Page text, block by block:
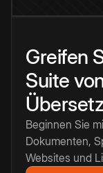
Greifen
Suite
Beginnen Sie
Dokumenten,
Websites und